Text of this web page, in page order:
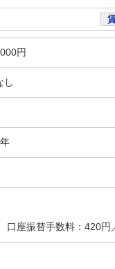
円
し
座振替手数料：420円